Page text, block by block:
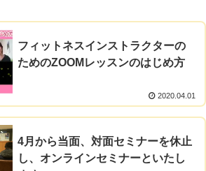
フィットネスインストラクターの
ためのZOOMレッスンのはじめ方
2020.04.01
4月から当面、対面セミナーを休止
し、オンラインセミナーといたし